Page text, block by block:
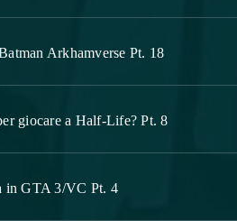
Arkhamverse Pt. 18
giocare a Half-Life? Pt. 8
in GTA 3/VC Pt. 4